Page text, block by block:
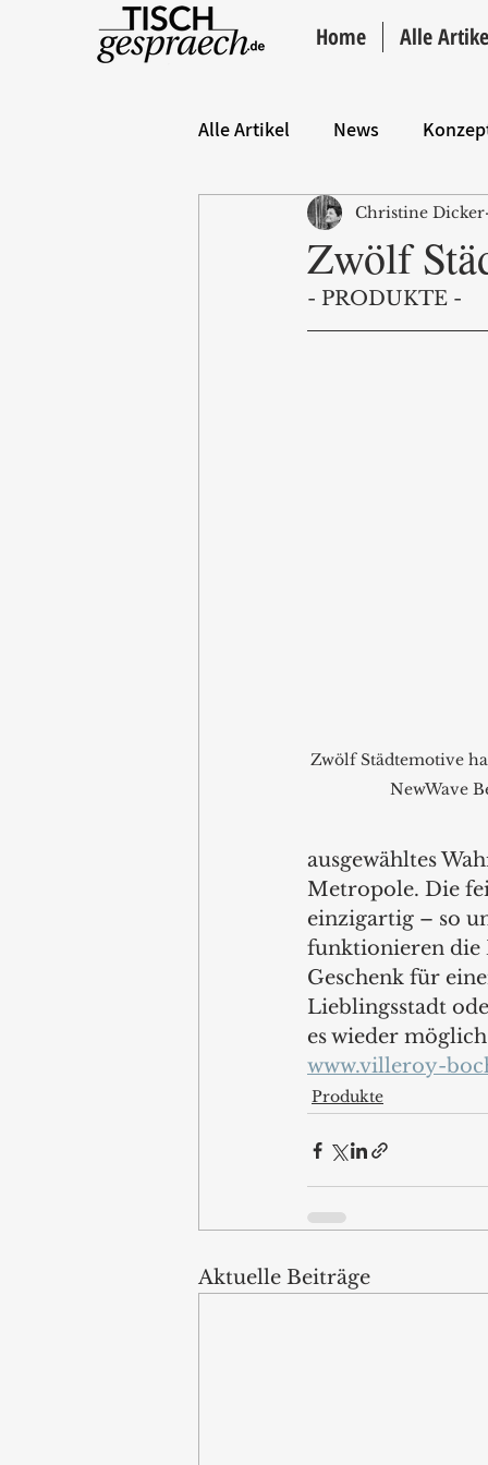
Home Alle
Alle Artikel News
Hintergrund ANZEIGE
Zwölf
Christine Dicker
- PRODUKTE -
Zwölf Städtemotive
NewWave
ausgewähltes
Metropole. Die
einzigartig – so
funktionieren die
Geschenk für
Lieblingsstadt
es wieder
www.villeroy-
Produkte
Aktuelle Beiträge